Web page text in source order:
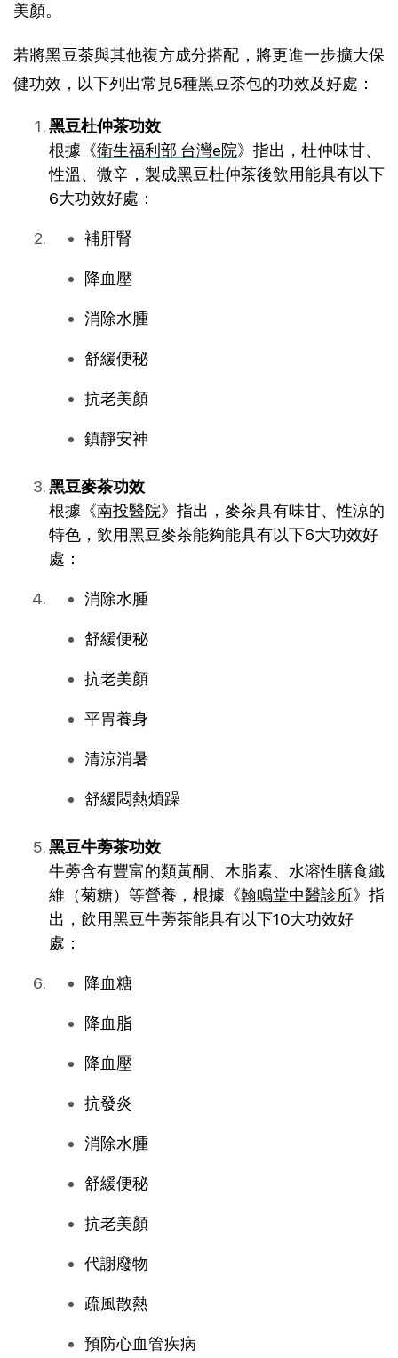
美顏。
若將黑豆茶與其他複方成分搭配，將更進一步擴大保
健功效，以下列出常見5種黑豆茶包的功效及好處：
黑豆杜仲茶功效
根據《衛生福利部 台灣e院》指出，杜仲味甘、
性溫、微辛，製成黑豆杜仲茶後飲用能具有以下
6大功效好處：
補肝腎
降血壓
消除水腫
舒緩便秘
抗老美顏
鎮靜安神
黑豆麥茶功效
根據《南投醫院》指出，麥茶具有味甘、性涼的
特色，飲用黑豆麥茶能夠能具有以下6大功效好
處：
消除水腫
舒緩便秘
抗老美顏
平胃養身
清涼消暑
舒緩悶熱煩躁
黑豆牛蒡茶功效
牛蒡含有豐富的類黃酮、木脂素、水溶性膳食纖
維（菊糖）等營養，根據《翰鳴堂中醫診所》指
出，飲用黑豆牛蒡茶能具有以下10大功效好
處：
降血糖
降血脂
降血壓
抗發炎
消除水腫
舒緩便秘
抗老美顏
代謝廢物
疏風散熱
預防心血管疾病